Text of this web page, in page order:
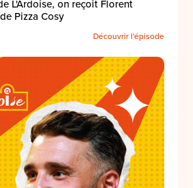
L'Ardoise, on reçoit Florent
Pizza Cosy
Découvrir l'épisode